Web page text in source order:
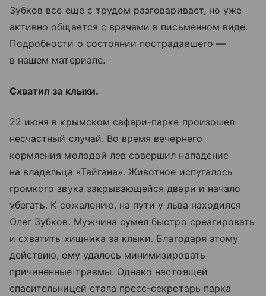
Зубков все еще с трудом разговаривает, но уже
активно общается с врачами в письменном виде.
Подробности о состоянии пострадавшего —
в нашем материале.
Схватил за клыки.
22 июня в крымском сафари-парке произошел
несчастный случай. Во время вечернего
кормления молодой лев совершил нападение
на владельца «Тайгана». Животное испугалось
громкого звука закрывающейся двери и начало
убегать. К сожалению, на пути у льва находился
Олег Зубков. Мужчина сумел быстро среагировать
и схватить хищника за клыки. Благодаря этому
действию, ему удалось минимизировать
причиненные травмы. Однако настоящей
спасительницей стала пресс-секретарь парка